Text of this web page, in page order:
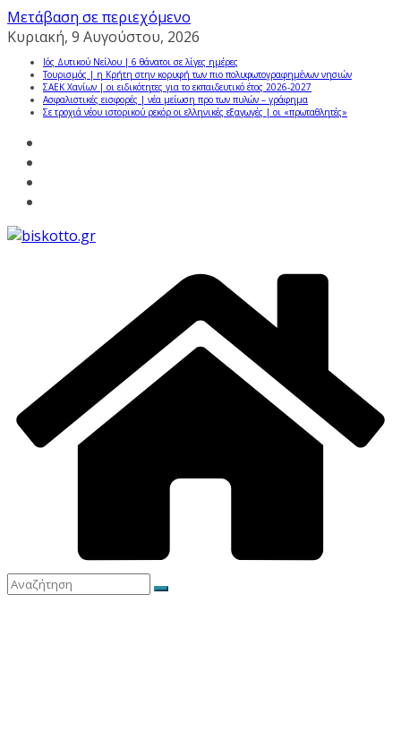
Μετάβαση σε περιεχόμενο
Κυριακή, 9 Αυγούστου, 2026
Ιός Δυτικού Νείλου | 6 θάνατοι σε λίγες ημέρες
Τουρισμός | η Κρήτη στην κορυφή των πιο πολυφωτογραφημένων νησιών
ΣΑΕΚ Χανίων | οι ειδικότητες για το εκπαιδευτικό έτος 2026-2027
Ασφαλιστικές εισφορές | νέα μείωση προ των πυλών – γράφημα
Σε τροχιά νέου ιστορικού ρεκόρ οι ελληνικές εξαγωγές | οι «πρωταθλητές»